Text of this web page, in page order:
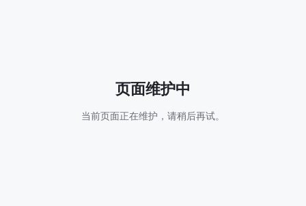
页面维护中
当前页面正在维护，请稍后再试。